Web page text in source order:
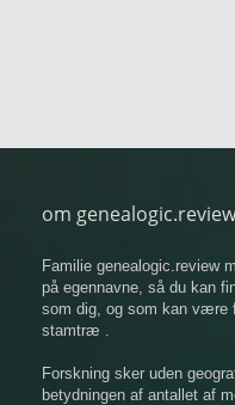
om genealogic.review
Familie genealogic.review
på egennavne, så du kan
som dig, og som kan være
stamtræ .
Forskning sker uden
betydningen af ​​antallet af